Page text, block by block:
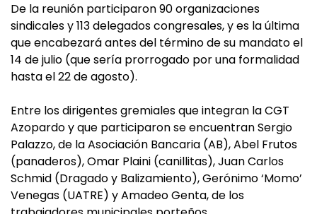
De la reunión participaron 90 organizaciones
sindicales y 113 delegados congresales, y es la última
que encabezará antes del término de su mandato el
14 de julio (que sería prorrogado por una formalidad
hasta el 22 de agosto).
Entre los dirigentes gremiales que integran la CGT
Azopardo y que participaron se encuentran Sergio
Palazzo, de la Asociación Bancaria (AB), Abel Frutos
(panaderos), Omar Plaini (canillitas), Juan Carlos
Schmid (Dragado y Balizamiento), Gerónimo ‘Momo’
Venegas (UATRE) y Amadeo Genta, de los